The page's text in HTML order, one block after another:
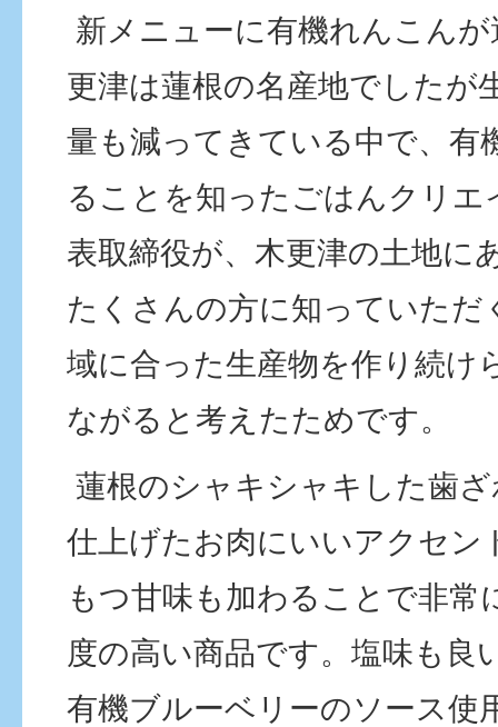
新メニューに有機れんこん
更津は蓮根の名産地でしたが
量も減ってきている中で、有
ることを知ったごはんクリエ
表取締役が、木更津の土地に
たくさんの方に知っていただ
域に合った生産物を作り続け
ながると考えたためです。
蓮根のシャキシャキした歯
仕上げたお肉にいいアクセン
もつ甘味も加わることで非常
度の高い商品です。塩味も良
有機ブルーベリーのソース使